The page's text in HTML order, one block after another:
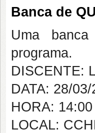
Banca de
Uma
programa.
DISCENTE:
DATA: 28/03/
HORA: 14:00
LOCAL: